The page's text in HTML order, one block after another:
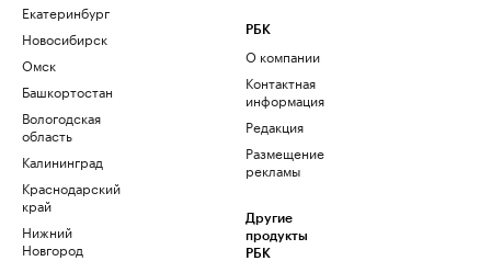
Екатеринбург
Новосибирск
Омск
Башкортостан
Вологодская
область
Калининград
Краснодарский
край
Нижний
Новгород
РБК
О компании
Контактная
информация
Редакция
Размещение
рекламы
Другие
продукты
РБК